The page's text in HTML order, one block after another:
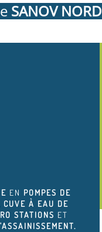
SANOV NORD
EN POMPES DE
CUVE À EAU DE
STATIONS ET